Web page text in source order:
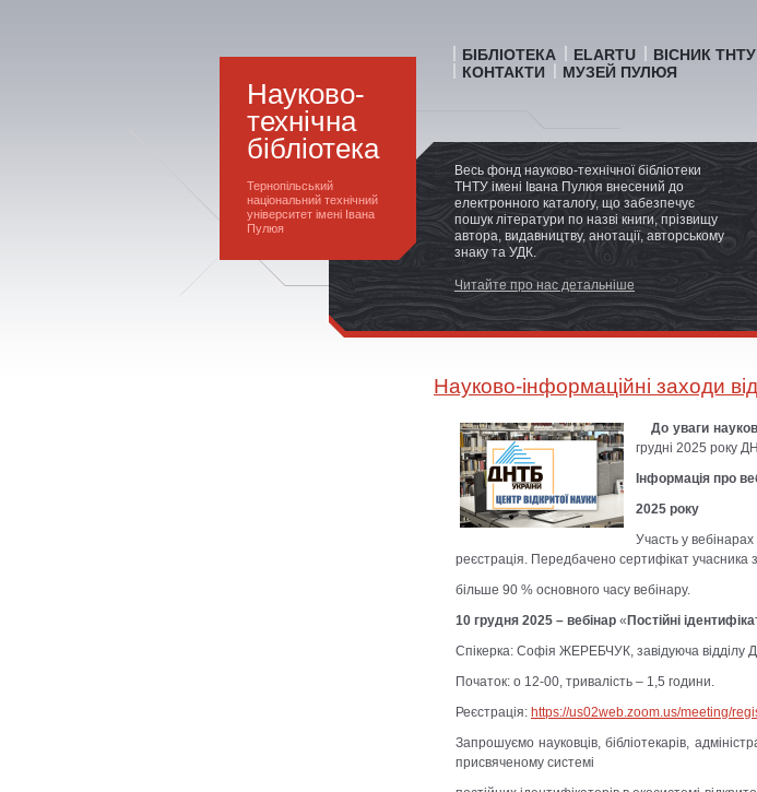
Науково-
технічна
бібліотека
Тернопільський
національний технічний
університет імені Івана
Пулюя
БІБЛІОТЕКА ELARTU ВІСНИК ТНТУ
КОНТАКТИ
МУЗЕЙ ПУЛЮЯ
Весь фонд науково-технічної бібліотеки
ТНТУ імені Івана Пулюя внесений до
електронного каталогу, що забезпечує
пошук літератури по назві книги, прізвищу
автора, видавництву, анотації, авторському
знаку та УДК.
Читайте про нас детальніше
Науково-інформаційні заходи
До уваги
грудні 2025 року
Інформація про
2025 року
Участь у
реєстрація. Передбачено сертифікат учасника
більше 90 % основного часу вебінару.
10 грудня 2025 – вебінар « Постійні
Спікерка: Софія ЖЕРЕБЧУК, завідуюча відділу
Початок: о 12-00, тривалість – 1,5 години.
Реєстрація: https://us02web.zoom.us/meeting/
Запрошуємо науковців, бібліотекарів,
присвяченому системі